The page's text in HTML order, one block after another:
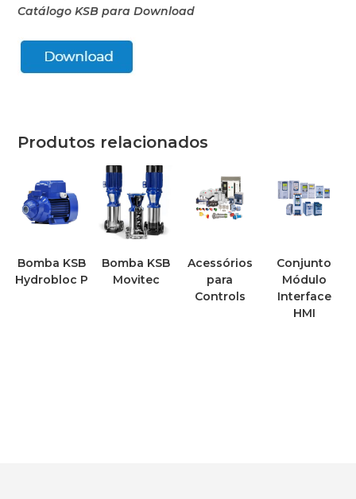
Catálogo KSB para Download
Produtos relacionados
Bomba KSB
Hydrobloc P
Bomba KSB
Movitec
Acessórios
para
Controls
Conjunto
Módulo
Interface
HMI